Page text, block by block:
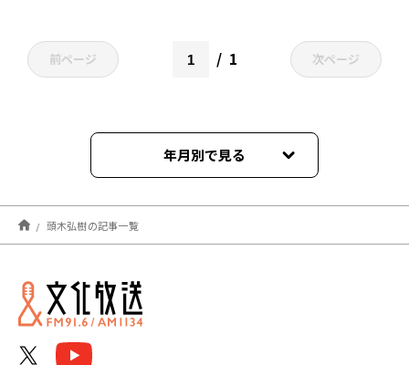
前ページ 1 次ページ
年月別で見る
2024年07月
頭木弘樹の記事一覧